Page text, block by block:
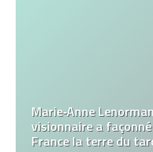
Marie‑Anne
visionnaire a
France la terre du